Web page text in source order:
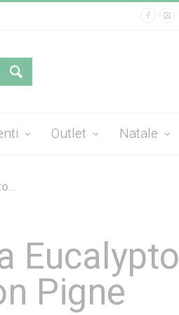
Outlet Natale
Eucalypto
Pigne